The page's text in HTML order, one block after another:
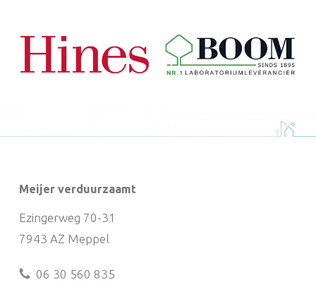
Meijer verduurzaamt
Ezingerweg 70-31
7943 AZ Meppel
06 30 560 835